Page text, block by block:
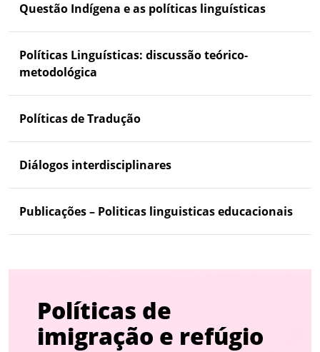
Questão Indígena e as políticas linguísticas
Políticas Linguísticas: discussão teórico-
metodológica
Políticas de Tradução
Diálogos interdisciplinares
Publicações – Politicas linguisticas educacionais
Políticas de
imigração e refúgio